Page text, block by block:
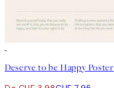
Deserve to be Happy Poster